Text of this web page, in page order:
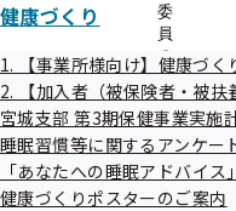
委
員
の
サ
ブ
メ
ニ
ュ
ー
健康づくり
1. 【事業所様向け】健康づく
2. 【加入者（被保険者・被
宮城支部 第3期保健事業実施
睡眠習慣等に関するアンケー
「あなたへの睡眠アドバイ
健康づくりポスターのご案内
る前の個人情報へと
のこと。